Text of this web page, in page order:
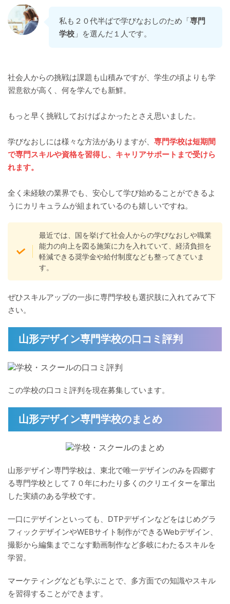
私も２０代半ばで学びなおしのため「専門
学校 」を選んだ１人です。
社会人からの挑戦は課題も山積みですが、学生の頃よりも学
習意欲が高く、何を学んでも新鮮。
もっと早く挑戦しておけばよかったとさえ思いました。
学びなおしには様々な方法がありますが、 専門学校は短期間
で専門スキルや資格を習得し、キャリアサポートまで受けら
れます。
全く未経験の業界でも、安心して学び始めることができるよ
うにカリキュラムが組まれているのも嬉しいですね。
最近では、国を挙げて社会人からの学びなおしや職業
能力の向上を図る施策に力を入れていて、経済負担を
軽減できる奨学金や給付制度なども整ってきていま
す。
ぜひスキルアップの一歩に専門学校も選択肢に入れてみて下
さい。
山形デザイン専門学校の口コミ評判
この学校の口コミ評判を現在募集しています。
山形デザイン専門学校のまとめ
山形デザイン専門学校は、東北で唯一デザインのみを四郷す
る専門学校として７０年にわたり多くのクリエイターを輩出
した実績のある学校です。
一口にデザインといっても、DTPデザインなどをはじめグラ
フィックデザインやWEBサイト制作ができるWebデザイン、
撮影から編集までこなす動画制作など多岐にわたるスキルを
学習。
マーケティングなども学ぶことで、多方面での知識やスキル
を習得することができます。